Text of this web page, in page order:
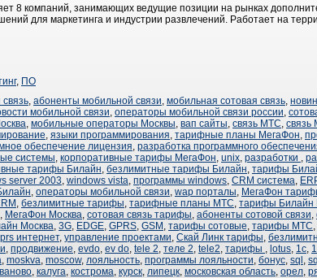
8 компаний, занимающих ведущие позиции на рынках
для маркетинга и индустрии развлечений. Работает на
, ПО
, абоненты мобильной связи, мобильная сотовая связь,
мобильной связи, операторы мобильной связи россии,
, мобильные операторы Москвы, вап сайты, связь МТС, связь
, языки программирования, тарифные планы МегаФон,
обеспечение лицензия, разработка программного
системы, корпоративные тарифы МегаФон, unix, разработки ,
тарифы Билайн, безлимитные тарифы Билайн, тарифы
server 2003, windows vista, программы windows, CRM система,
, операторы мобильной связи, wap порталы, МегаФон
, безлимитные тарифы, тарифные планы МТС, тарифы Билайн
, МегаФон Москва, сотовая связь тарифы, абоненты сотовой связи,
Москва, 3G, EDGE, GPRS, GSM , тарифы сотовые, тарифы МТС,
интернет, управление проектами, Скай Линк тарифы,
, продвижение, evdo, ev do, tele 2, теле 2, tele2, тарифы , lotus, 1с,
, moskva, moscow, лояльность, программы лояльности, бонус, sql ,
, калуга, кострома, курск, липецк, московская область, орел,